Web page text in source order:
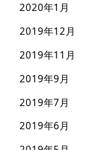
2020年1月
2019年12月
2019年11月
2019年9月
2019年7月
2019年6月